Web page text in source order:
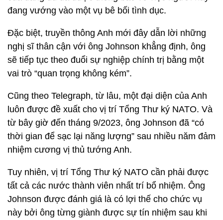
đang vướng vào một vụ bê bối tình dục.
Đặc biệt, truyền thông Anh mới đây dẫn lời những
nghị sĩ thân cận với ông Johnson khẳng định, ông
sẽ tiếp tục theo đuổi sự nghiệp chính trị bằng một
vai trò “quan trọng không kém”.
Cũng theo Telegraph, từ lâu, một đại diện của Anh
luôn được đề xuất cho vị trí Tổng Thư ký NATO. Và
từ bây giờ đến tháng 9/2023, ông Johnson đã “có
thời gian để sạc lại năng lượng” sau nhiều năm đảm
nhiệm cương vị thủ tướng Anh.
Tuy nhiên, vị trí Tổng Thư ký NATO cần phải được
tất cả các nước thành viên nhất trí bổ nhiệm. Ông
Johnson được đánh giá là có lợi thế cho chức vụ
này bởi ông từng giành được sự tín nhiệm sau khi